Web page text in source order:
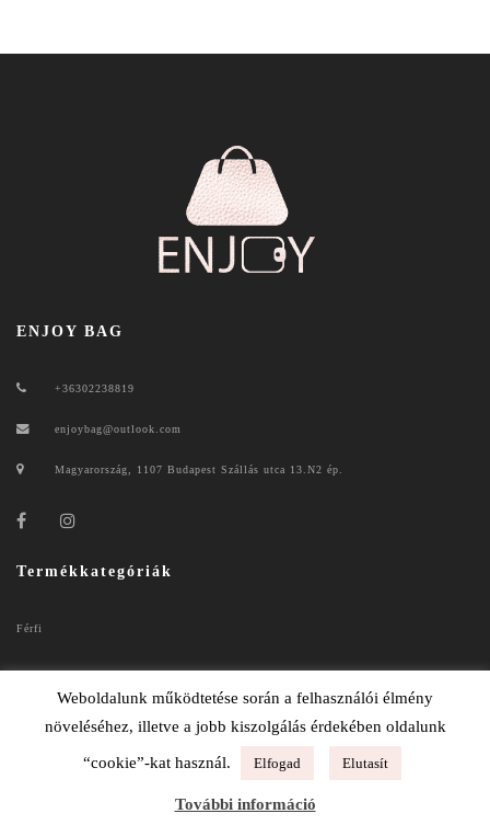
ENJOY BAG
+36302238819
enjoybag@outlook.com
Magyarország, 1107 Budapest Szállás utca 13.N2 ép.
Termékkategóriák
Férfi
ADATKEZELÉSI TÁJÉKOZTATÓ
Weboldalunk működtetése során a felhasználói élmény
növeléséhez, illetve a jobb kiszolgálás érdekében oldalunk
“cookie”-kat használ. Elfogad Elutasít
További információ